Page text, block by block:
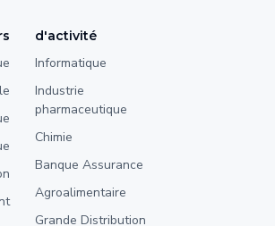
d'activité
Informatique
Industrie
pharmaceutique
Chimie
Banque Assurance
Agroalimentaire
Grande Distribution